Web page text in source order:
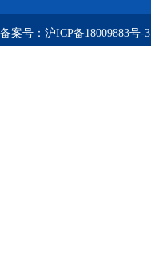
备案号： 沪ICP备18009883号-3